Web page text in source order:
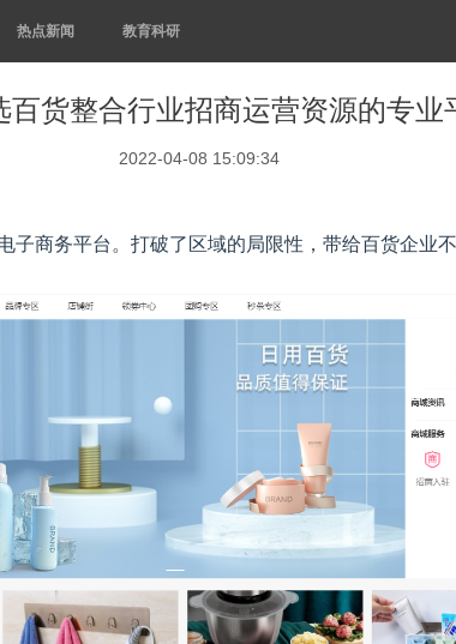
热点新闻 教育科研
百货整合行业招商运营资源的专业
2022-04-08 15:09:34
子商务平台。打破了区域的局限性，带给百货企业